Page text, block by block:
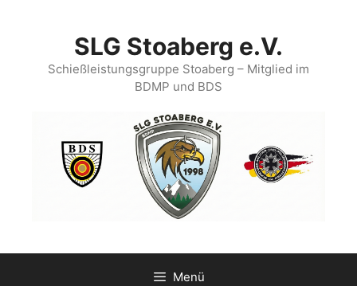
SLG Stoaberg e.V.
Schießleistungsgruppe Stoaberg – Mitglied im
BDMP und BDS
Menü